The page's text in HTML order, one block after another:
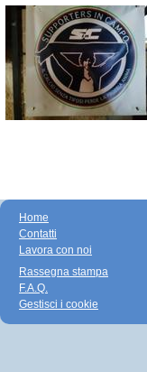
Home
Contatti
Lavora con noi
Rassegna stampa
F.A.Q.
Gestisci i cookie